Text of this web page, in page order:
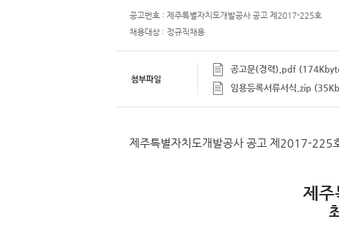
공고번호 : 제주특별자치도개발공사 공고 제2017-225호
채용대상 : 정규직채용
첨부파일
공고문(경력).pdf
임용등록서류서식.zip
제주특별자치도개발공사 공고 제2017-225
제